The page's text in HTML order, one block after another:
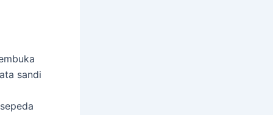
sandi